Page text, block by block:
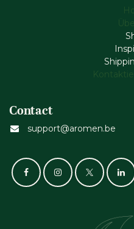
Contact
support@aromen.be